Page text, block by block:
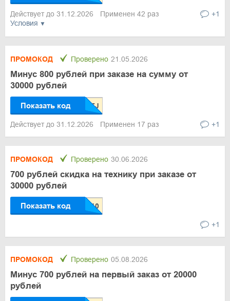
Условия
Действует до 31.12.2026 Применен 42 раз +1
ПРОМОКОД Проверено 21.05.2026
Минус 800 рублей при заказе на сумму от
30000 рублей
Показать код
Действует до 31.12.2026 Применен 17 раз +1
ПРОМОКОД Проверено 30.06.2026
700 рублей скидка на технику при заказе от
30000 рублей
Показать код
+1
ПРОМОКОД Проверено 05.08.2026
Минус 700 рублей на первый заказ от 20000
рублей